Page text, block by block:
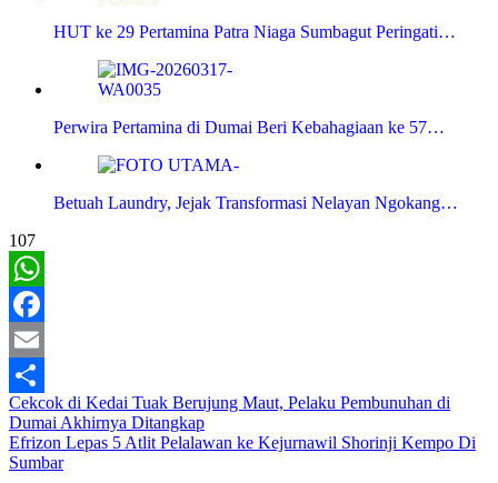
HUT ke 29 Pertamina Patra Niaga Sumbagut Peringati…
Perwira Pertamina di Dumai Beri Kebahagiaan ke 57…
Betuah Laundry, Jejak Transformasi Nelayan Ngokang…
107
WhatsApp
Facebook
Email
Share
Navigasi
pos
Cekcok di Kedai Tuak Berujung Maut, Pelaku Pembunuhan di
Dumai Akhirnya Ditangkap
Efrizon Lepas 5 Atlit Pelalawan ke Kejurnawil Shorinji Kempo Di
Sumbar